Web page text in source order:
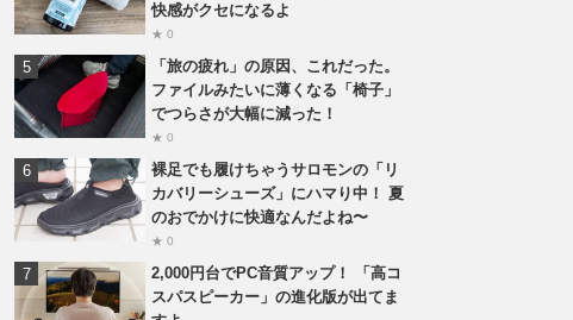
快感がクセになるよ
★ 0
「旅の疲れ」の原因、これだった。
ファイルみたいに薄くなる「椅子」
でつらさが大幅に減った！
★ 0
裸足でも履けちゃうサロモンの「リ
カバリーシューズ」にハマり中！ 夏
のおでかけに快適なんだよね〜
★ 0
2,000円台でPC音質アップ！ 「高コ
スパスピーカー」の進化版が出てま